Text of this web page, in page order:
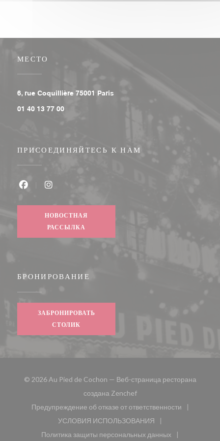
МЕСТО
6, rue Coquillière 75001 Paris
01 40 13 77 00
ПРИСОЕДИНЯЙТЕСЬ К НАМ
НОВОСТНАЯ
РАССЫЛКА
БРОНИРОВАНИЕ
ЗАБРОНИРОВАТЬ
СТОЛИК
© 2026 Au Pied de Cochon — Веб-страница ресторана
создана Zenchef((открывается в новом
Предупреждение об отказе от ответственности
((открывается в новом окне))
УСЛОВИЯ ИСПОЛЬЗОВАНИЯ
((открывается в новом окне))
Политика защиты персональных данных